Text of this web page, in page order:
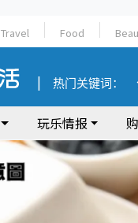
Travel Food
热门关键词：
玩乐情报